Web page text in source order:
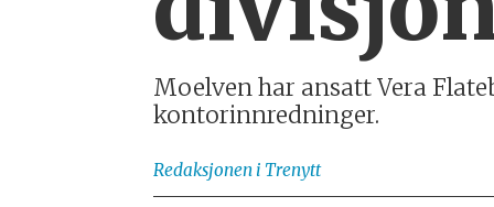
Moelven har ansatt Vera
kontorinnredninger.
Redaksjonen i Trenytt